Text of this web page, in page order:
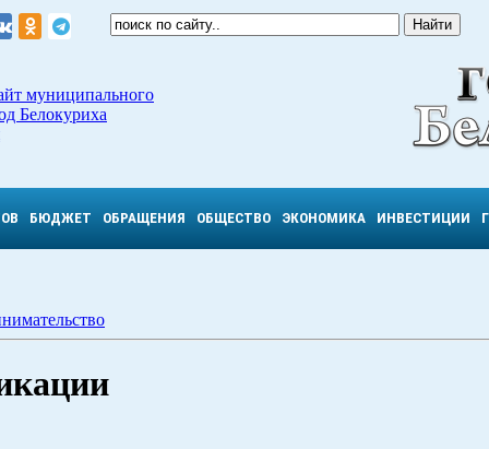
муниципального
Белокуриха
БЮДЖЕТ ОБРАЩЕНИЯ ОБЩЕСТВО ЭКОНОМИКА ИНВЕСТИЦИИ